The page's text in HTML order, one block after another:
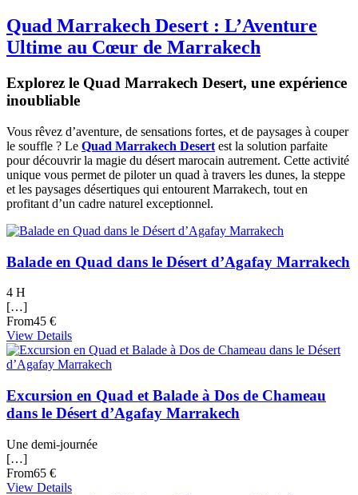
Quad Marrakech Desert : L’Aventure
Ultime au Cœur de Marrakech
Explorez le Quad Marrakech Desert, une expérience
inoubliable
Vous rêvez d’aventure, de sensations fortes, et de paysages à couper
le souffle ? Le Quad Marrakech Desert est la solution parfaite
pour découvrir la magie du désert marocain autrement. Cette activité
unique vous permet de piloter un quad à travers les dunes, la steppe
et les paysages désertiques qui entourent Marrakech, tout en
profitant d’un cadre naturel exceptionnel.
Balade en Quad dans le Désert d’Agafay Marrakech
4 H
[…]
From45 €
View Details
Excursion en Quad et Balade à Dos de Chameau
dans le Désert d’Agafay Marrakech
Une demi-journée
[…]
From65 €
View Details